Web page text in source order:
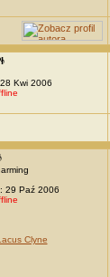
28 Kwi 2006
29 Paź 2006
Clyne